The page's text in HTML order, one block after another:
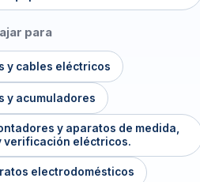
para
y cables eléctricos
y acumuladores
y aparatos de medida,
verificación eléctricos.
electrodomésticos